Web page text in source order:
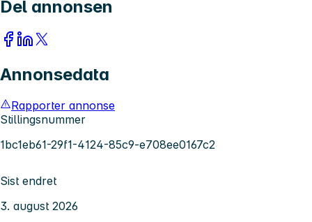
Del annonsen
Annonsedata
Rapporter annonse
Stillingsnummer
1bc1eb61-29f1-4124-85c9-e708ee0167c2
Sist endret
3. august 2026